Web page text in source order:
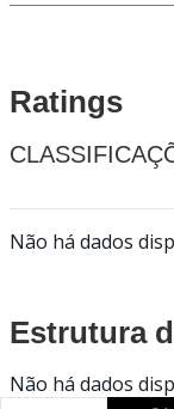
Ratings
Não há dados
Estrutura
Não há dados